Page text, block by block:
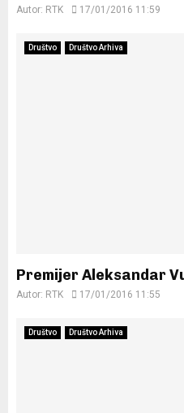
Autor: RTK 17/01/2016 11:59
Društvo Društvo Arhiva
Premijer Aleksandar
Autor: RTK 17/01/2016 11:55
Društvo Društvo Arhiva